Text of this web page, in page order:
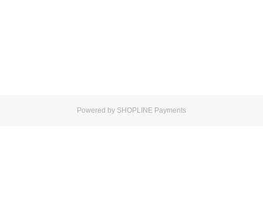
Powered by SHOPLINE Payments